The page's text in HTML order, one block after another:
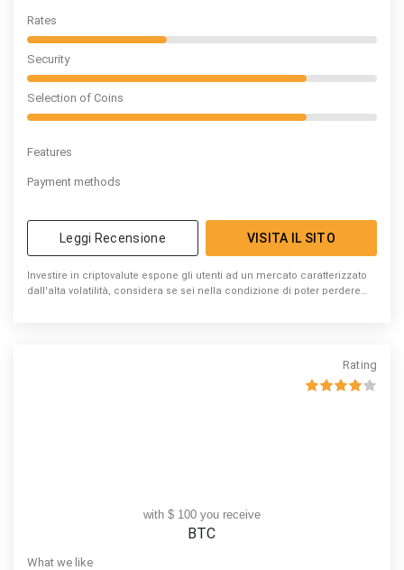
Rates
Security
Selection of Coins
Features
Payment methods
Leggi Recensione VISITA IL SITO
Investire in criptovalute espone gli utenti ad un mercato caratterizzato
dall'alta volatilità, considera se sei nella condizione di poter perdere
Rating
with $ 100 you receive
BTC
What we like